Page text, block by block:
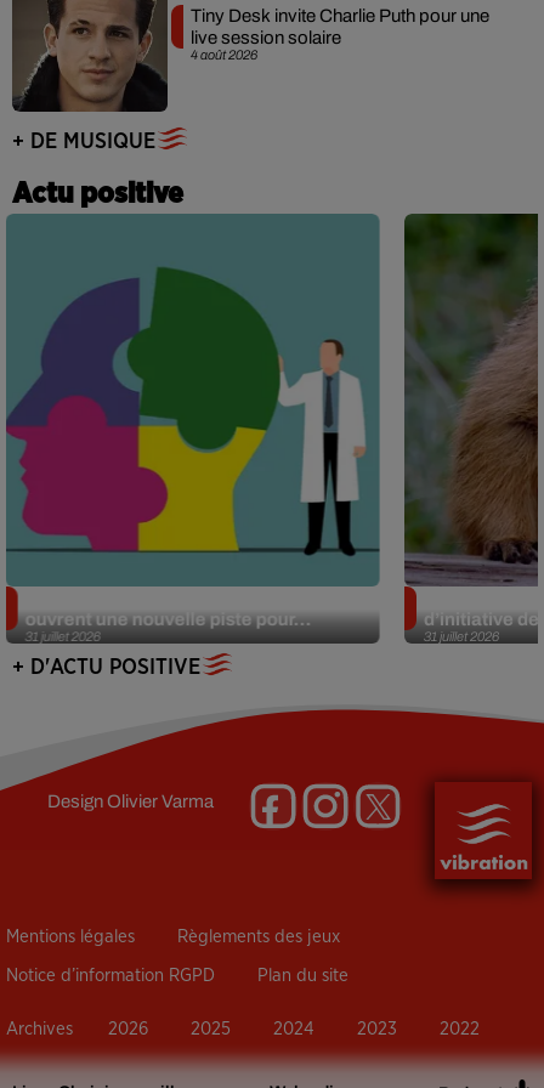
4 août 2026
Tiny Desk invite Charlie Puth pour une
live session solaire
+ DE MUSIQUE
Actu positive
31 juillet 2026
ouvrent une nouvelle piste pour...
31 juillet 2026
d’initiative
+ D'ACTU POSITIVE
DesignOlivier Varma
Mentions légales Règlements des jeux
Notice d’information RGPD Plan du site
Archives 2026 2025 2024 2023 2022